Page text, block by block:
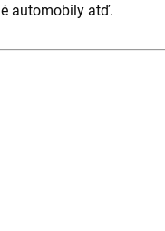
automobily atď.